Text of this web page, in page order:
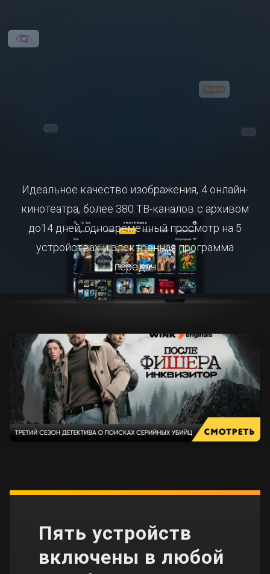
Идеальное качество изображения, 4 онлайн-
кинотеатра, более 380 ТВ-каналов с архивом
до14 дней, одновременный просмотр на 5
устройствах и электронная программа
передач
Пять устройств
включены в любой